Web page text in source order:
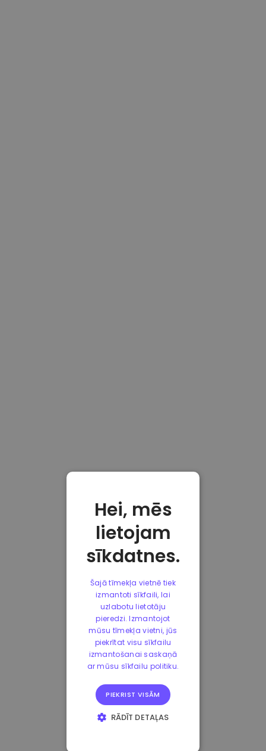
Hei, mēs
lietojam
sīkdatnes.
Šajā tīmekļa vietnē tiek
izmantoti sīkfaili, lai
uzlabotu lietotāju
pieredzi. Izmantojot
mūsu tīmekļa vietni, jūs
piekrītat visu sīkfailu
izmantošanai saskaņā
ar mūsu sīkfailu politiku.
PIEKRIST VISĀM
RĀDĪT DETAĻAS